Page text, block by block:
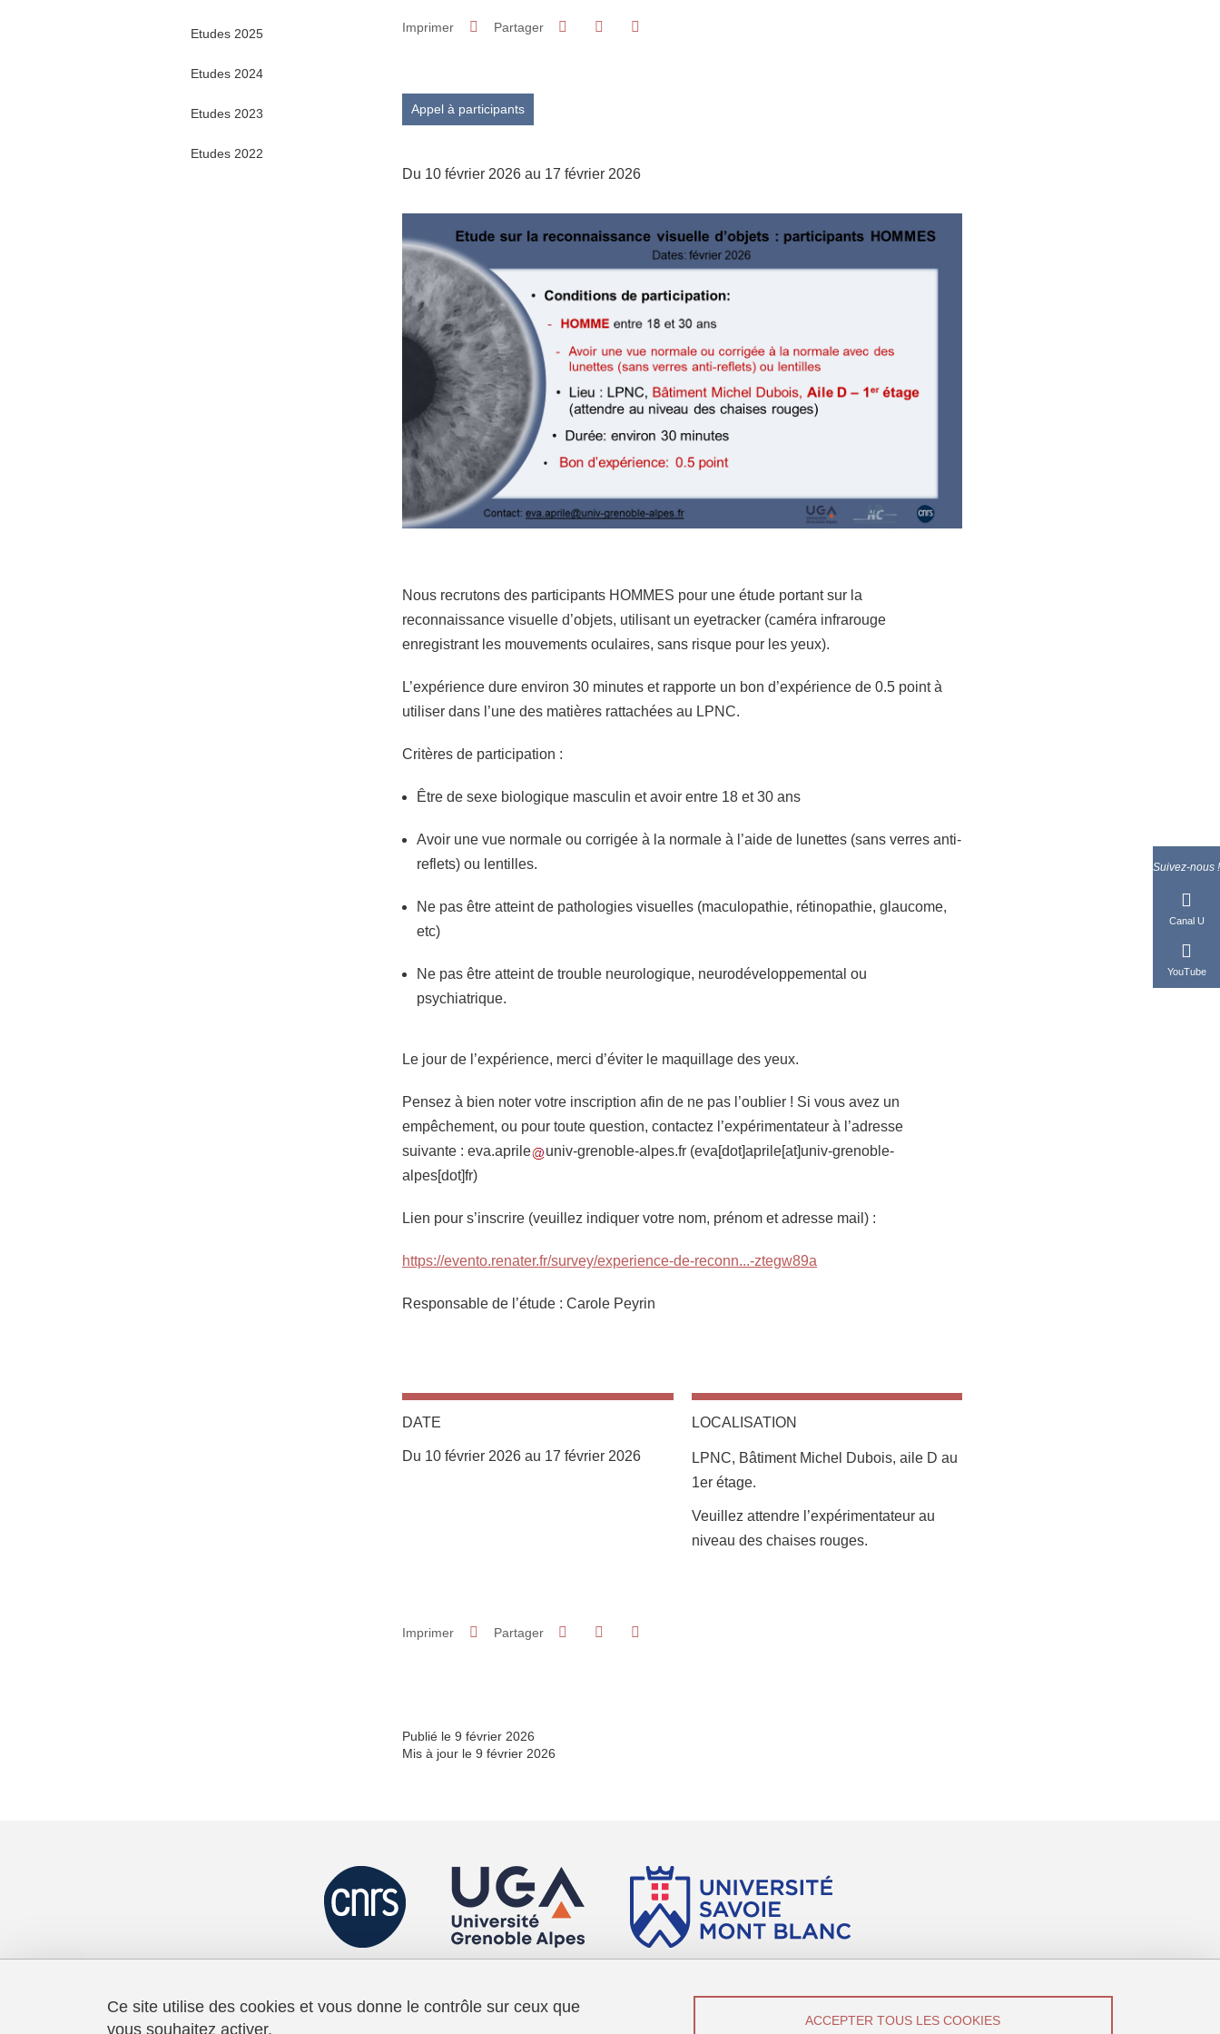
Suivez-nous !
Canal U
YouTube
Etudes 2025
Etudes 2024
Etudes 2023
Etudes 2022
Imprimer Partager Partager sur Facebook
Partager sur LinkedIn
Appel à participants
Du 10 février 2026 au 17 février 2026
Nous recrutons des participants HOMMES pour une étude portant sur la
reconnaissance visuelle d’objets, utilisant un eyetracker (caméra infrarouge
enregistrant les mouvements oculaires, sans risque pour les yeux).
L’expérience dure environ 30 minutes et rapporte un bon d’expérience de 0.5 point à
utiliser dans l’une des matières rattachées au LPNC.
Critères de participation :
Être de sexe biologique masculin et avoir entre 18 et 30 ans
Avoir une vue normale ou corrigée à la normale à l’aide de lunettes (sans verres anti-
reflets) ou lentilles.
Ne pas être atteint de pathologies visuelles (maculopathie, rétinopathie, glaucome,
etc)
Ne pas être atteint de trouble neurologique, neurodéveloppemental ou
psychiatrique.
Le jour de l’expérience, merci d’éviter le maquillage des yeux.
Pensez à bien noter votre inscription afin de ne pas l’oublier ! Si vous avez un
empêchement, ou pour toute question, contactez l’expérimentateur à l’adresse
suivante : eva.aprile univ-grenoble-alpes.fr(eva[dot]aprile[at]univ-grenoble-
alpes[dot]fr)
Lien pour s’inscrire (veuillez indiquer votre nom, prénom et adresse mail) :
https://evento.renater.fr/survey/experience-de-reconn...-ztegw89a
Responsable de l’étude : Carole Peyrin
DATE
Du 10 février 2026 au 17 février 2026
LOCALISATION
Complément lieu
LPNC, Bâtiment Michel Dubois, aile D au
1er étage.
Veuillez attendre l’expérimentateur au
niveau des chaises rouges.
Imprimer Partager Partager sur Facebook
Partager sur LinkedIn
Publié le 9 février 2026
Mis à jour le 9 février 2026
Laboratoire de Psychologie et
Ce site utilise des cookies et vous donne le contrôle sur ceux que
vous souhaitez activer.
ACCEPTER TOUS LES COOKIES